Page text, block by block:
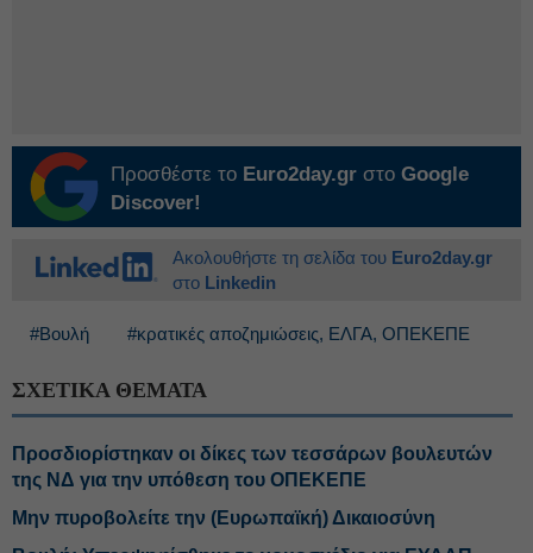
Προσθέστε το Euro2day.gr στο Google
Discover!
Ακολουθήστε τη σελίδα του Euro2day.gr
στο Linkedin
#Βουλή #κρατικές αποζημιώσεις, ΕΛΓΑ, ΟΠΕΚΕΠΕ
ΣΧΕΤΙΚΑ ΘΕΜΑΤΑ
Προσδιορίστηκαν οι δίκες των τεσσάρων βουλευτών
της ΝΔ για την υπόθεση του ΟΠΕΚΕΠΕ
Μην πυροβολείτε την (Ευρωπαϊκή) Δικαιοσύνη